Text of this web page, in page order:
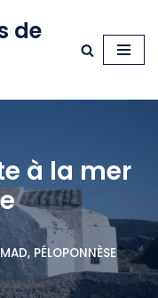
de
à la mer
, PÉLOPONNÈSE